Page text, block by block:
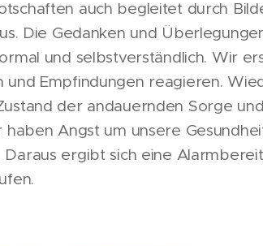
auch begleitet durch
Die Gedanken und
und selbstverständlich. Wir
und Empfindungen reagieren.
der andauernden Sorge
Angst um unsere
Daraus ergibt sich eine